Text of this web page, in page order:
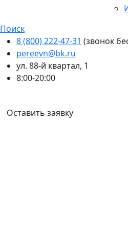
Поиск
8 (800) 222-47-31 (звонок
pereevn@bk.ru
ул. 88-й квартал, 1
8:00-20:00
Оставить заявку